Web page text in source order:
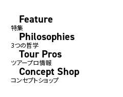
Feature
特集
Philosophies
3つの哲学
Tour Pros
ツアープロ情報
Concept Shop
コンセプトショップ